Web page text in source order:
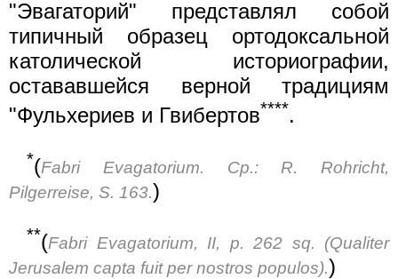
"Эвагаторий" представлял собой
типичный образец ортодоксальной
католической историографии,
остававшейся верной традициям
"Фульхериев и Гвибертов****.
*(Fabri Evagatorium. Ср.: R. Rohricht,
Pilgerreise, S. 163.)
**(Fabri Evagatorium, II, p. 262 sq. (Qualiter
Jerusalem capta fuit per nostros populos).)